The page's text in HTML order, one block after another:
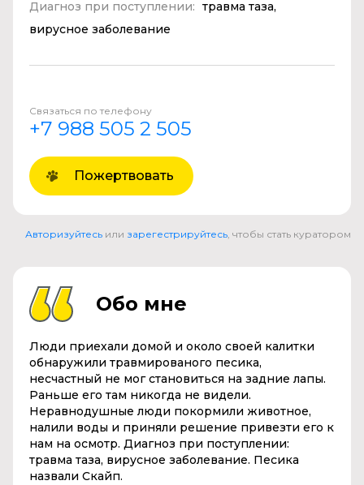
Диагноз при поступлении: травма таза,
вирусное заболевание
Связаться по телефону
+7 988 505 2 505
Пожертвовать
Авторизуйтесь или зарегестрируйтесь, чтобы стать куратором
Обо мне
Люди приехали домой и около своей калитки
обнаружили травмированого песика,
несчастный не мог становиться на задние лапы.
Раньше его там никогда не видели.
Неравнодушные люди покормили животное,
налили воды и приняли решение привезти его к
нам на осмотр. Диагноз при поступлении:
травма таза, вирусное заболевание. Песика
назвали Скайп.